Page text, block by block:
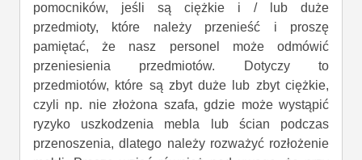
pomocników, jeśli są ciężkie i / lub duże
przedmioty, które należy przenieść i proszę
pamiętać, że nasz personel może odmówić
przeniesienia przedmiotów. Dotyczy to
przedmiotów, które są zbyt duże lub zbyt ciężkie,
czyli np. nie złożona szafa, gdzie może wystąpić
ryzyko uszkodzenia mebla lub ścian podczas
przenoszenia, dlatego należy rozważyć rozłożenie